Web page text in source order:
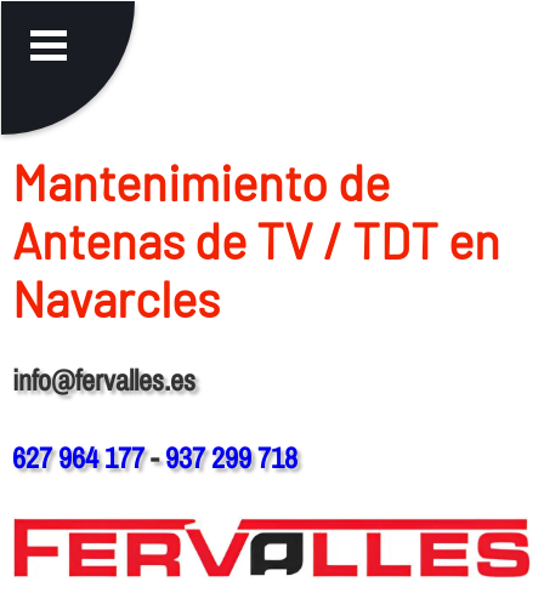
Mantenimiento de
Antenas de TV / TDT en
Navarcles
info@fervalles.es
627 964 177-937 299 718